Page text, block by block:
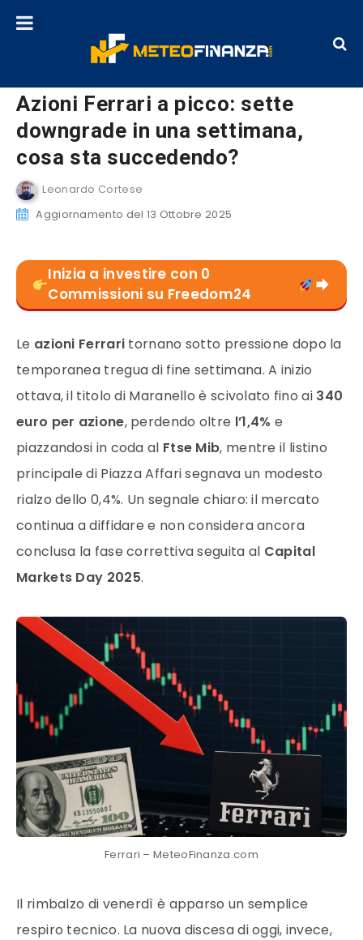
Azioni Ferrari a picco: sette
downgrade in una settimana,
cosa sta succedendo?
Leonardo Cortese
Aggiornamento del 13 Ottobre 2025
Inizia a investire con 0
Commissioni su Freedom24
Le azioni Ferrari tornano sotto pressione dopo la
temporanea tregua di fine settimana. A inizio
ottava, il titolo di Maranello è scivolato fino ai 340
euro per azione, perdendo oltre l’1,4% e
piazzandosi in coda al Ftse Mib, mentre il listino
principale di Piazza Affari segnava un modesto
rialzo dello 0,4%. Un segnale chiaro: il mercato
continua a diffidare e non considera ancora
conclusa la fase correttiva seguita al Capital
Markets Day 2025.
Ferrari – MeteoFinanza.com
Il rimbalzo di venerdì è apparso un semplice
respiro tecnico. La nuova discesa di oggi, invece,